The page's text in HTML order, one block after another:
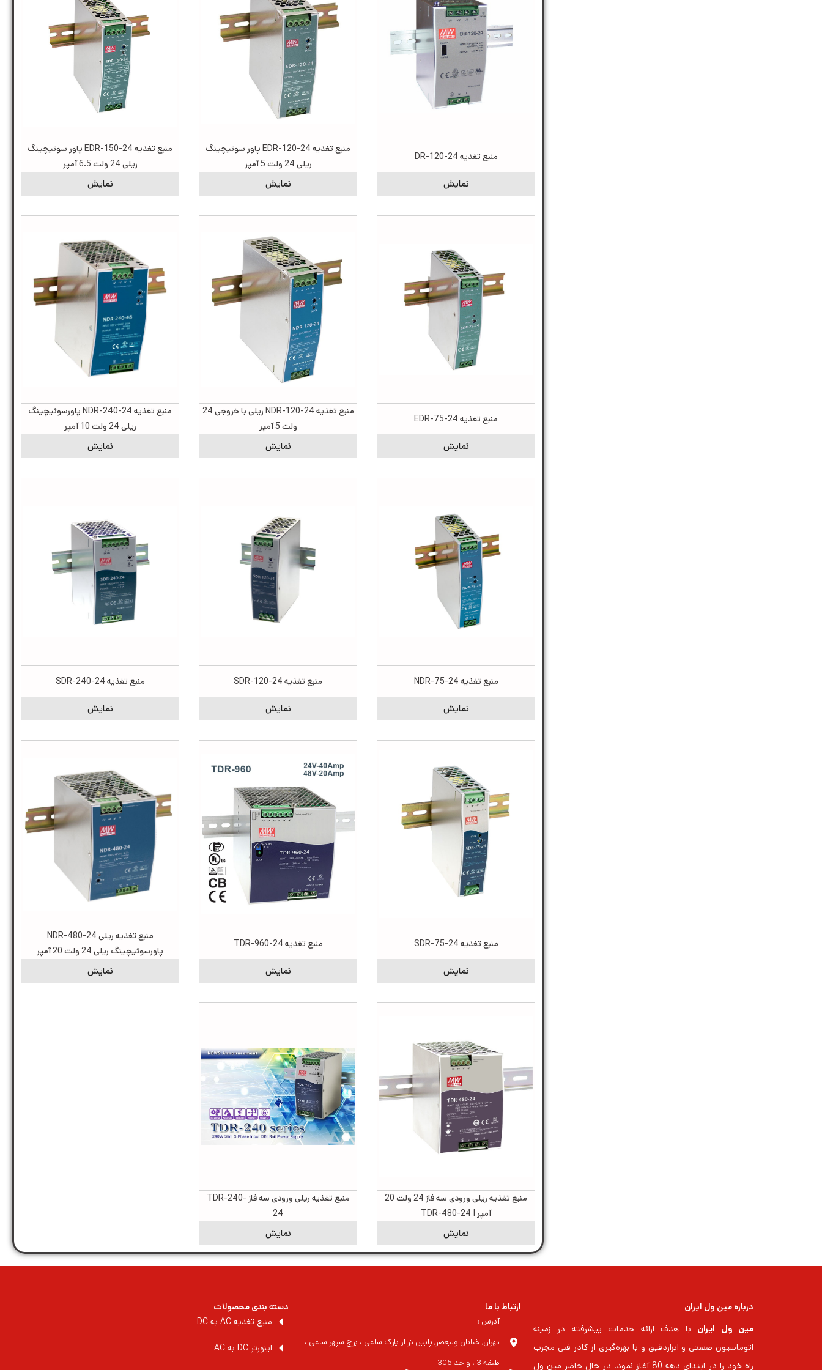
منبع تغذیه DR-120-24
نمایش
منبع تغذیه EDR-120-24 پاور سوئیچینگ
ریلی 24 ولت 5 آمپر
نمایش
منبع تغذیه EDR-150-24 پاور سوئیچینگ
ریلی 24 ولت 6.5 آمپر
نمایش
منبع تغذیه EDR-75-24
نمایش
منبع تغذیه NDR-120-24 ریلی با خروجی 24
ولت 5 آمپر
نمایش
منبع تغذیه NDR-240-24 پاورسوئیچینگ
ریلی 24 ولت 10 آمپر
نمایش
منبع تغذیه NDR-75-24
نمایش
منبع تغذیه SDR-120-24
نمایش
منبع تغذیه SDR-240-24
نمایش
منبع تغذیه SDR-75-24
نمایش
منبع تغذیه TDR-960-24
نمایش
منبع تغذیه ریلی NDR-480-24
پاورسوئیچینگ ریلی 24 ولت 20 آمپر
نمایش
منبع تغذیه ریلی ورودی سه فاز 24 ولت 20
آمپر | TDR-480-24
نمایش
منبع تغذیه ریلی ورودی سه فاز TDR-240-
24
نمایش
درباره مین ول ایران
مین ول ایران با هدف ارائه خدمات پیشرفته در زمینه
اتوماسیون صنعتی و ابزاردقیق و با بهره‌گیری از کادر فنی مجرب
راه خود را در ابتدای دهه 80 آغاز نمود. در حال حاضر مین ول
ارتباط با ما
آدرس :
تهران, خیابان ولیعصر, پایین تر از پارک ساعی ، برج سپهر ساعی ،
طبقه 3 ، واحد 305
دسته بندی محصولات
منبع تغذیه AC به DC
اینورتر DC به AC